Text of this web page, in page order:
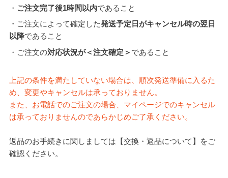
・ ご注文完了後1時間以内であること
・ご注文によって確定した発送予定日がキャンセル時の翌日
以降であること
・ご注文の対応状況が＜注文確定＞ であること
上記の条件を満たしていない場合は、順次発送準備に入るた
め、変更やキャンセルは承っておりません。
また、お電話でのご注文の場合、マイページでのキャンセル
は承っておりませんのであらかじめご了承ください。
返品のお手続きに関しましては【交換・返品について】をご
確認ください。